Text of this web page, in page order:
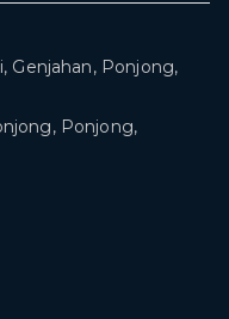
Genjahan, Ponjong,
Ponjong,